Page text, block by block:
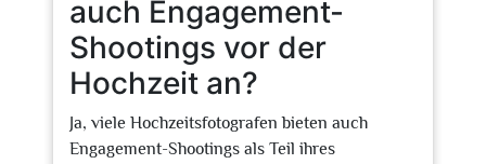
auch Engagement-
Shootings vor der
Hochzeit an?
Ja, viele Hochzeitsfotografen bieten auch
Engagement-Shootings als Teil ihres